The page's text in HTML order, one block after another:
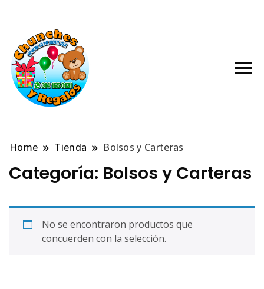
Tienda de Regalos, Peluches, Globos,
Home Tienda Bolsos y Carteras
Categoría: Bolsos y Carteras
No se encontraron productos que
concuerden con la selección.